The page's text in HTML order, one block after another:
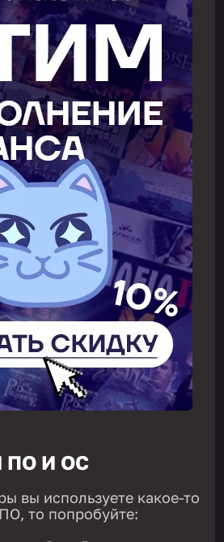
ПО И ОС
вы используете какое-то
то попробуйте: